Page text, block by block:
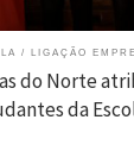
LIGAÇÃO
do Norte
da